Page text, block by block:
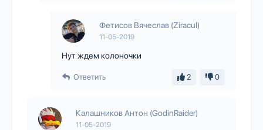
Фетисов Вячеслав (Ziracul)
11-05-2019
Нут ждем колоночки
Ответить 2 0
Калашников Антон (GodinRaider)
11-05-2019